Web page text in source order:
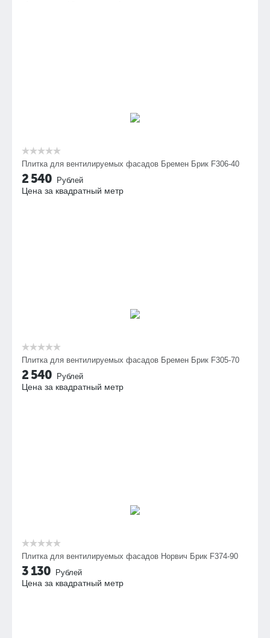
Плитка для вентилируемых фасадов Бремен Брик F306-40
2 540 Рублей
Цена за квадратный метр
Плитка для вентилируемых фасадов Бремен Брик F305-70
2 540 Рублей
Цена за квадратный метр
Плитка для вентилируемых фасадов Норвич Брик F374-90
3 130 Рублей
Цена за квадратный метр